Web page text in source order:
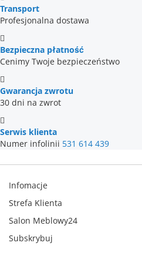
Transport
Profesjonalna dostawa
Bezpieczna płatność
Cenimy Twoje bezpieczeństwo
Gwarancja zwrotu
30 dni na zwrot
Serwis klienta
Numer infolinii 531 614 439
Infomacje
Strefa Klienta
Salon Meblowy24
Subskrybuj